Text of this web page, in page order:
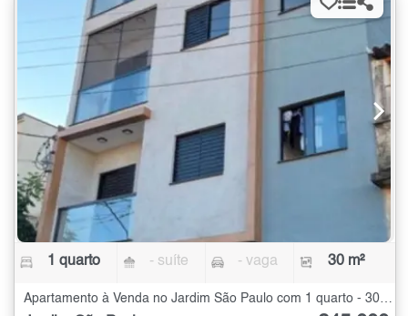
1 quarto - suíte - vaga 30 m²